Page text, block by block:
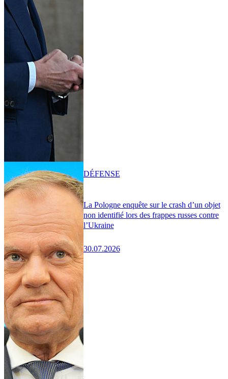
La Pologne enquête sur le crash d’un objet
non identifié lors des frappes russes contre
l’Ukraine
30.07.2026
DÉFENSE